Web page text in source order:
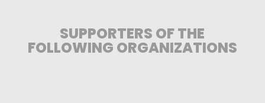
SUPPORTERS OF THE
FOLLOWING ORGANIZATIONS